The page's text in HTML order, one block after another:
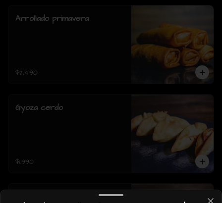
Arrollado primavera
$2.490
Gyoza cerdo
$1.990